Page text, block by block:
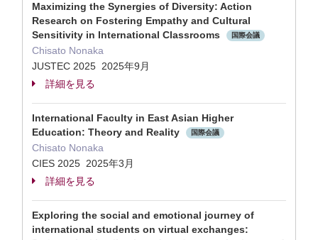
Maximizing the Synergies of Diversity: Action
Research on Fostering Empathy and Cultural
Sensitivity in International Classrooms
国際会議
Chisato Nonaka
JUSTEC 2025 2025年9月
詳細を見る
International Faculty in East Asian Higher
Education: Theory and Reality
国際会議
Chisato Nonaka
CIES 2025 2025年3月
詳細を見る
Exploring the social and emotional journey of
international students on virtual exchanges: